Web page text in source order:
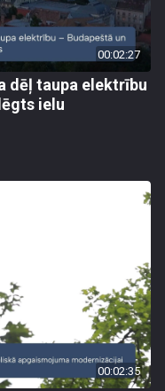
00:02:27
dēļ taupa elektrību
ielu
00:02:35